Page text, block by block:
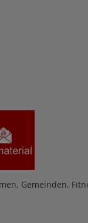
Gemeinden,